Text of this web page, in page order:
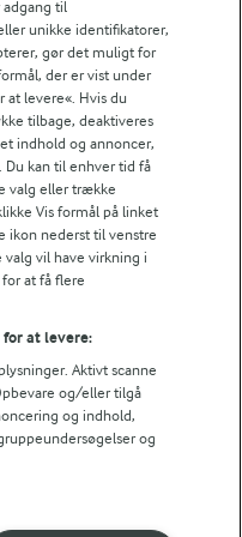
for Arla Foods
for Jörd
for Lurpak PB
til
unikke identifikatorer,
gør det muligt for
der er vist under
at levere«. Hvis du
tilbage, deaktiveres
indhold og annoncer,
Du kan til enhver tid få
valg eller trække
Vis formål på linket
ikon nederst til venstre
valg vil have virkning i
at få flere
for at levere:
Aktivt scanne
og/eller tilgå
og indhold,
og